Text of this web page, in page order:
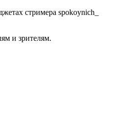
стримера spokoynich_
и зрителям.